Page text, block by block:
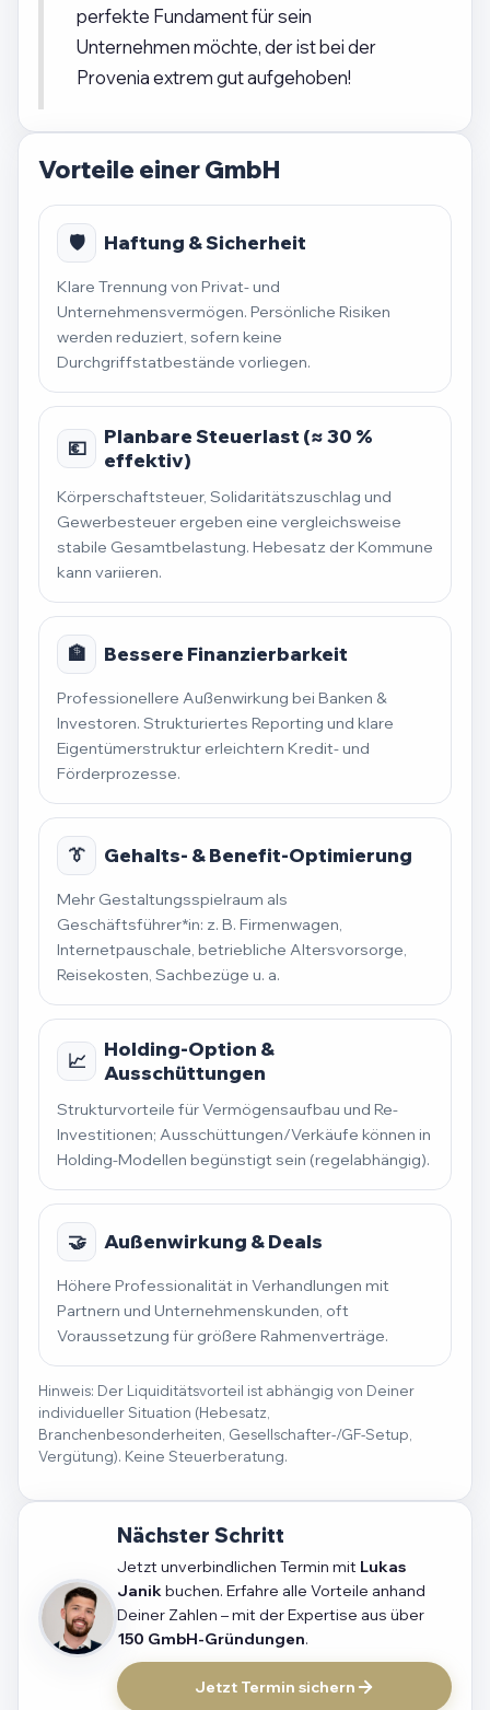
perfekte Fundament für sein
Unternehmen möchte, der ist bei der
Provenia extrem gut aufgehoben!
Vorteile einer GmbH
🛡️ Haftung & Sicherheit
Klare Trennung von Privat- und
Unternehmensvermögen. Persönliche Risiken
werden reduziert, sofern keine
Durchgriffstatbestände vorliegen.
💶
Planbare Steuerlast (≈ 30 %
effektiv)
Körperschaftsteuer, Solidaritätszuschlag und
Gewerbesteuer ergeben eine vergleichsweise
stabile Gesamtbelastung. Hebesatz der Kommune
kann variieren.
🏦 Bessere Finanzierbarkeit
Professionellere Außenwirkung bei Banken &
Investoren. Strukturiertes Reporting und klare
Eigentümerstruktur erleichtern Kredit- und
Förderprozesse.
👔 Gehalts- & Benefit-Optimierung
Mehr Gestaltungsspielraum als
Geschäftsführer*in: z. B. Firmenwagen,
Internetpauschale, betriebliche Altersvorsorge,
Reisekosten, Sachbezüge u. a.
📈
Holding-Option &
Ausschüttungen
Strukturvorteile für Vermögensaufbau und Re-
Investitionen; Ausschüttungen/Verkäufe können in
Holding-Modellen begünstigt sein (regelabhängig).
🤝 Außenwirkung & Deals
Höhere Professionalität in Verhandlungen mit
Partnern und Unternehmenskunden, oft
Voraussetzung für größere Rahmenverträge.
Hinweis: Der Liquiditätsvorteil ist abhängig von Deiner
individueller Situation (Hebesatz,
Branchenbesonderheiten, Gesellschafter-/GF-Setup,
Vergütung). Keine Steuerberatung.
Nächster Schritt
Jetzt unverbindlichen Termin mit Lukas
Janikbuchen. Erfahre alle Vorteile anhand
Deiner Zahlen – mit der Expertise aus über
150 GmbH-Gründungen.
Jetzt Termin sichern